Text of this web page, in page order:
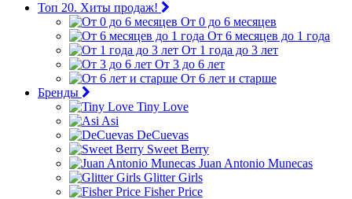
Топ 20. Хиты продаж!
От 0 до 6 месяцев
От 6 месяцев до 1 года
От 1 года до 3 лет
От 3 до 6 лет
От 6 лет и старше
Бренды
Tiny Love
Asi
DeCuevas
Sweet Berry
Juan Antonio Munecas
Glitter Girls
Fisher Price